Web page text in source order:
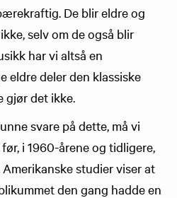
De blir eldre og
selv om de også blir
har vi altså en
eldre deler den klassiske
gjør det ikke.
svare på dette, må vi
i 1960-årene og tidligere,
studier viser at
den gang hadde en